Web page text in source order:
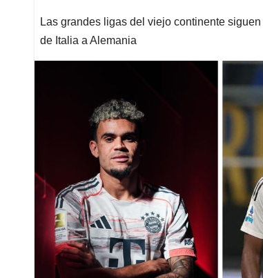
Las grandes ligas del viejo continente
de Italia a Alemania